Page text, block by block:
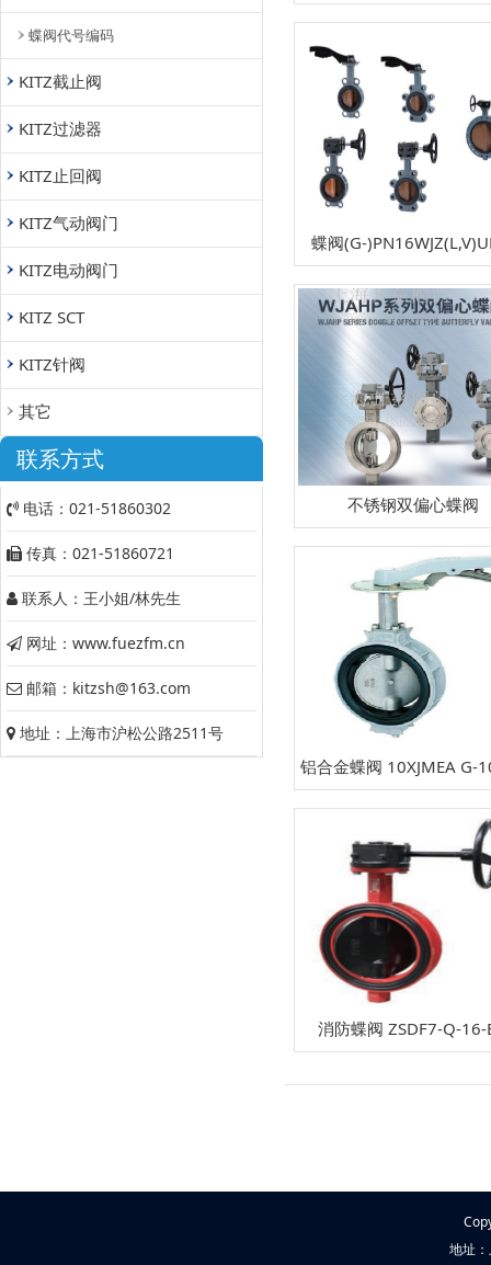
蝶阀代号编码
KITZ截止阀
KITZ过滤器
KITZ止回阀
KITZ气动阀门
KITZ电动阀门
KITZ SCT
KITZ针阀
其它
联系方式
电话：021-51860302
传真：021-51860721
联系人：王小姐/林先生
网址：www.fuezfm.cn
邮箱：kitzsh@163.com
地址：上海市沪松公路2511号
蝶阀(G-
不锈钢双偏心蝶阀
铝合金蝶阀 10XJMEA G-
EA
消防蝶阀 ZSDF7-Q-16-
地址